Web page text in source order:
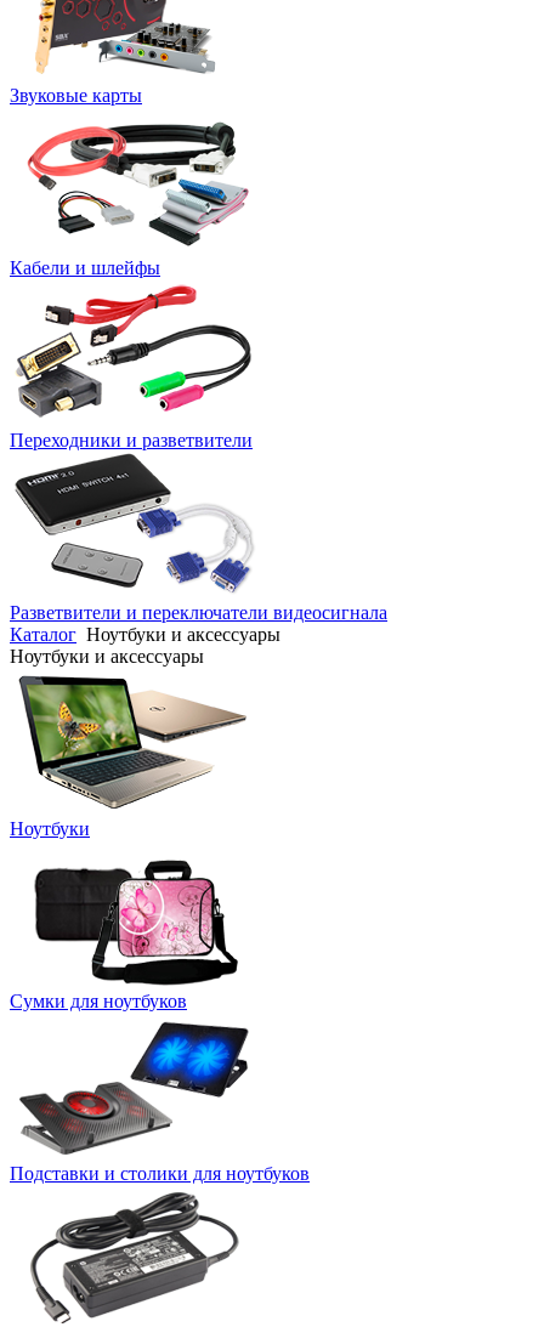
Звуковые карты
Кабели и шлейфы
Переходники и разветвители
Разветвители и переключатели видеосигнала
Каталог Ноутбуки и аксессуары
Ноутбуки и аксессуары
Ноутбуки
Сумки для ноутбуков
Подставки и столики для ноутбуков